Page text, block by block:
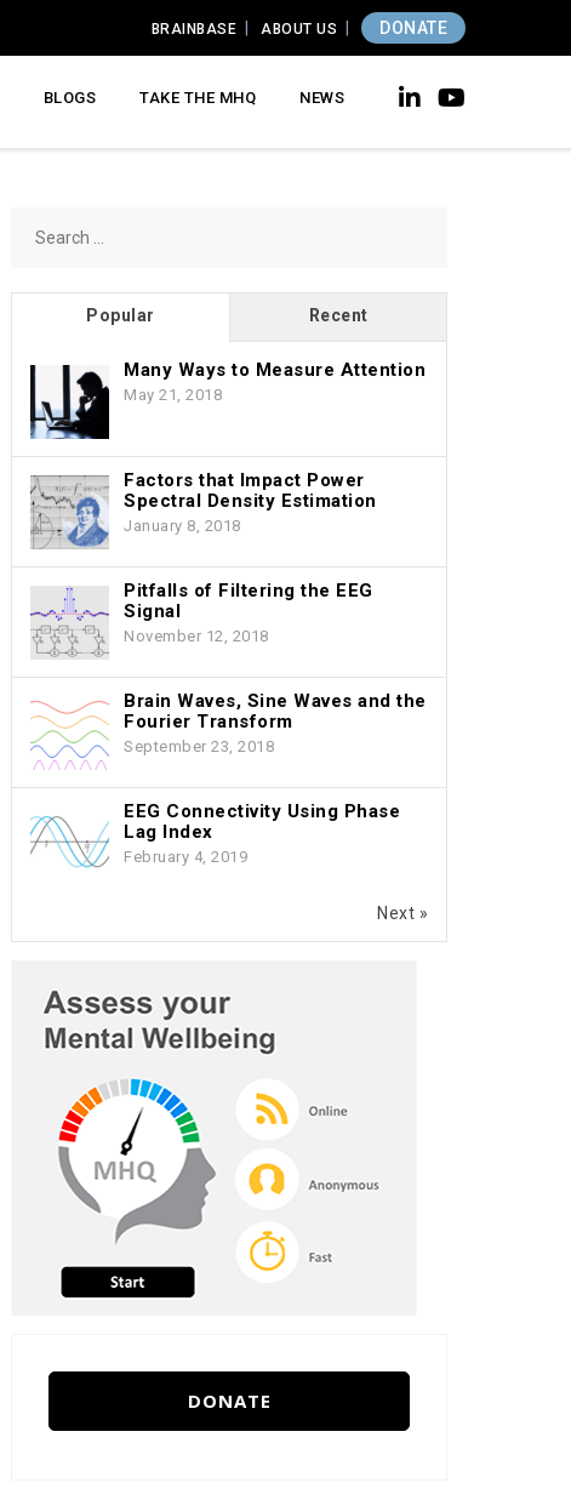
BRAINBASE ABOUT US DONATE
BLOGS TAKE THE MHQ NEWS
for:
Popular Recent
Many Ways to Measure Attention
May 21, 2018
Factors that Impact Power
Spectral Density Estimation
January 8, 2018
Pitfalls of Filtering the EEG
Signal
November 12, 2018
Brain Waves, Sine Waves and the
Fourier Transform
September 23, 2018
EEG Connectivity Using Phase
Lag Index
February 4, 2019
Next »
DONATE